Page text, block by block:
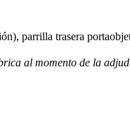
parrilla trasera
al momento de la